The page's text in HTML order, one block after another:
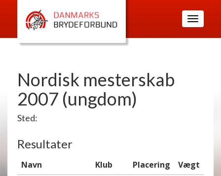
Toggle
navigation
Nordisk mesterskab
2007 (ungdom)
Sted:
Resultater
Navn Klub Placering Vægt